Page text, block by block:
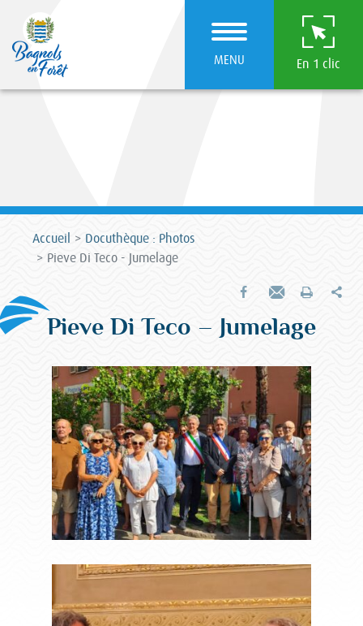
MENU En 1 clic
Accueil
Docuthèque : Photos
Pieve Di Teco - Jumelage
Partager sur Facebook
Envoyer par e-mail
Imprimer
Pieve Di Teco – Jumelage